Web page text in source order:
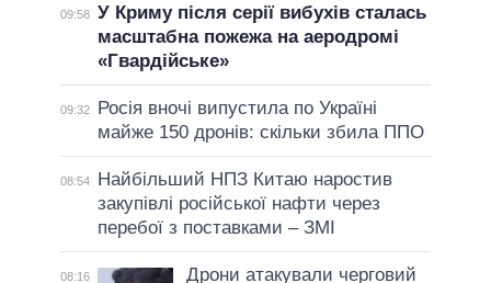
09:58 У Криму після серії вибухів сталась
масштабна пожежа на аеродромі
«Гвардійське»
09:32
Росія вночі випустила по Україні
майже 150 дронів: скільки збила ППО
08:54
Найбільший НПЗ Китаю наростив
закупівлі російської нафти через
перебої з поставками – ЗМІ
08:16
Дрони атакували черговий